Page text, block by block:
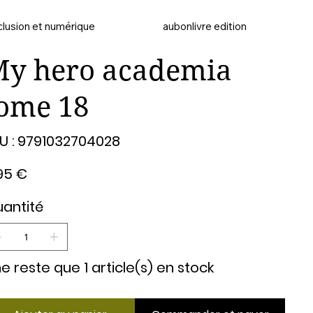
et numérique aubonlivre edition
hero academia
18
: 9791032704028
9791032704028
€
reste que 1 article(s) en stock